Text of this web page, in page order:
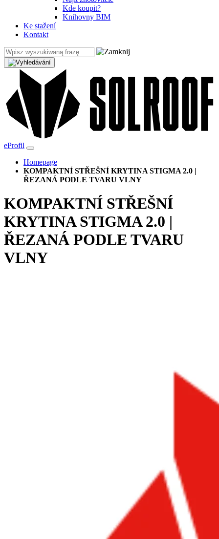
Kde koupit?
Knihovny BIM
Ke stažení
Kontakt
eProfil
Homepage
KOMPAKTNÍ STŘEŠNÍ KRYTINA STIGMA 2.0 |
ŘEZANÁ PODLE TVARU VLNY
KOMPAKTNÍ STŘEŠNÍ
KRYTINA STIGMA 2.0 |
ŘEZANÁ PODLE TVARU
VLNY